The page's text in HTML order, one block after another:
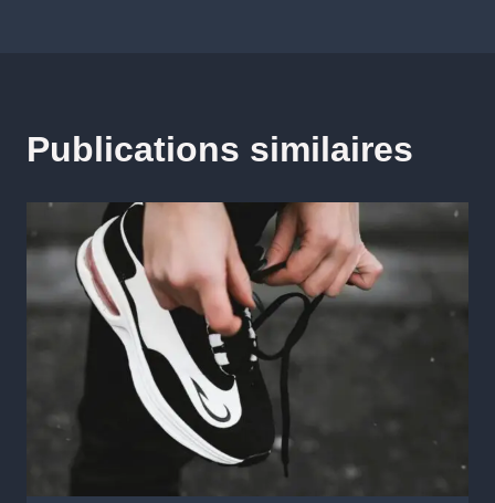
Publications similaires